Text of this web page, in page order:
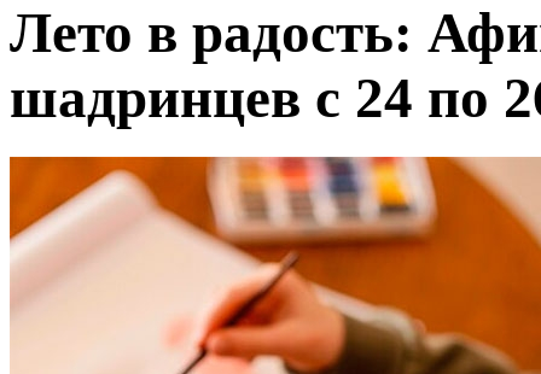
Лето в радость:
шадринцев с 24 по